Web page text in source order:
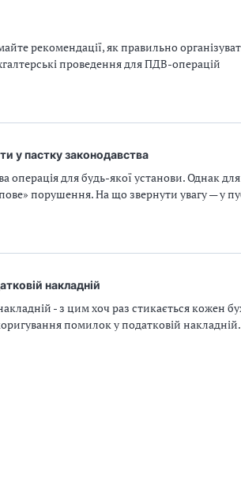
рекомендації, як правильно
проведення для ПДВ-операцій
у пастку законодавства
операція для будь-якої установи. Однак для
порушення. На що звернути увагу — у
накладній
- з цим хоч раз стикається кожен
помилок у податковій накладній.